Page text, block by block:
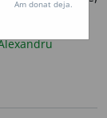
Am donat deja.